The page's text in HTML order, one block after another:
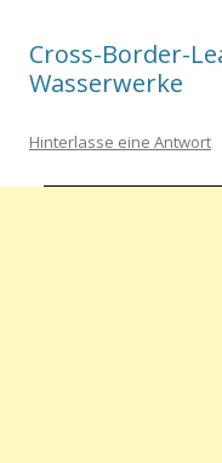
Cross-Border-
Wasserwerke
Hinterlasse eine Antwort